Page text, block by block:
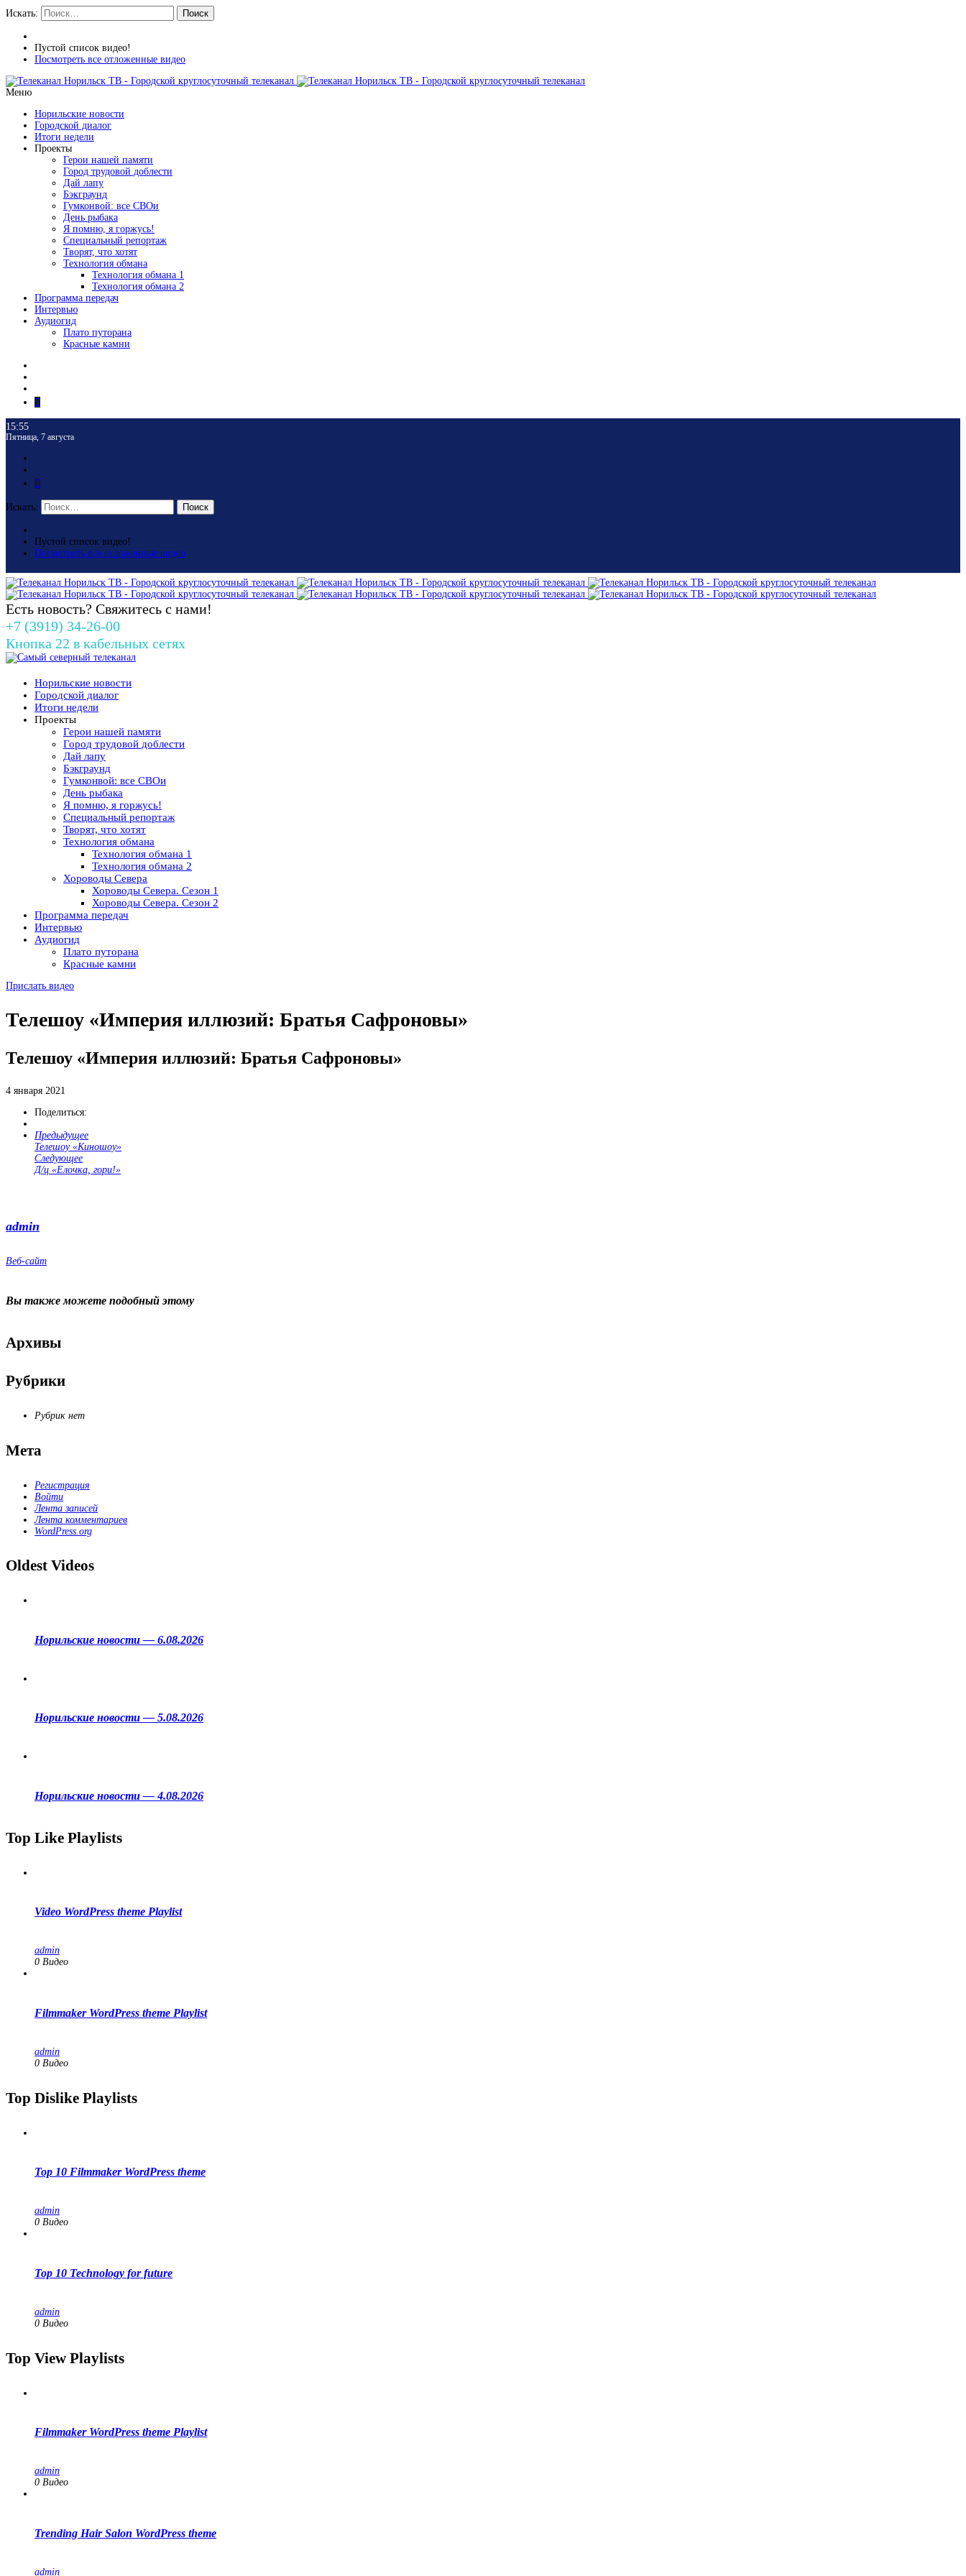
Искать: Поиск
Пустой список видео!
Посмотреть все отложенные видео
Меню
Норильские новости
Городской диалог
Итоги недели
Проекты
Герои нашей памяти
Город трудовой доблести
Дай лапу
Бэкграунд
Гумконвой: все СВОи
День рыбака
Я помню, я горжусь!
Специальный репортаж
Творят, что хотят
Технология обмана
Технология обмана 1
Технология обмана 2
Программа передач
Интервью
Аудиогид
Плато путорана
Красные камни
15:55
Пятница, 7 августа
Искать: Поиск
Пустой список видео!
Посмотреть все отложенные видео
Есть новость? Свяжитесь с нами!
+7 (3919) 34-26-00
Кнопка 22 в кабельных сетях
Норильские новости
Городской диалог
Итоги недели
Проекты
Герои нашей памяти
Город трудовой доблести
Дай лапу
Бэкграунд
Гумконвой: все СВОи
День рыбака
Я помню, я горжусь!
Специальный репортаж
Творят, что хотят
Технология обмана
Технология обмана 1
Технология обмана 2
Хороводы Севера
Хороводы Севера. Сезон 1
Хороводы Севера. Сезон 2
Программа передач
Интервью
Аудиогид
Плато путорана
Красные камни
Прислать видео
Телешоу «Империя иллюзий: Братья Сафроновы»
Телешоу «Империя иллюзий: Братья Сафроновы»
4 января 2021
Поделиться:
Предыдущее
Телешоу «Киношоу»
Следующее
Д/ц «Елочка, гори!»
admin
Веб-сайт
Вы также можете подобный этому
Архивы
Рубрики
Рубрик нет
Мета
Регистрация
Войти
Лента записей
Лента комментариев
WordPress.org
Oldest Videos
Норильские новости — 6.08.2026
Норильские новости — 5.08.2026
Норильские новости — 4.08.2026
Top Like Playlists
Video WordPress theme Playlist
admin
0 Видео
Filmmaker WordPress theme Playlist
admin
0 Видео
Top Dislike Playlists
Top 10 Filmmaker WordPress theme
admin
0 Видео
Top 10 Technology for future
admin
0 Видео
Top View Playlists
Filmmaker WordPress theme Playlist
admin
0 Видео
Trending Hair Salon WordPress theme
admin